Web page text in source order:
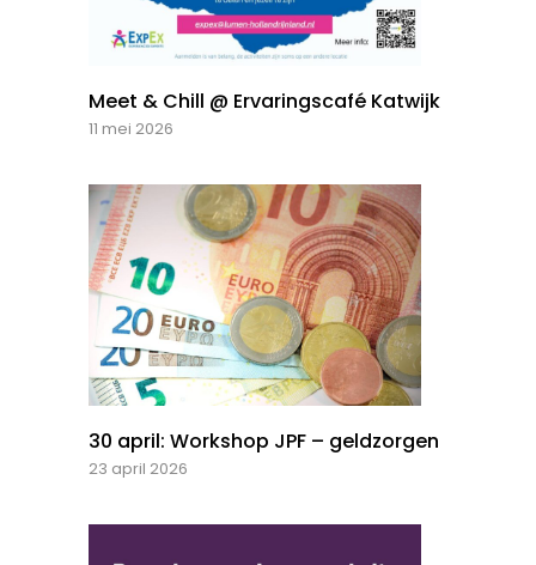
Meet & Chill @ Ervaringscafé Katwijk
11 mei 2026
30 april: Workshop JPF – geldzorgen
23 april 2026